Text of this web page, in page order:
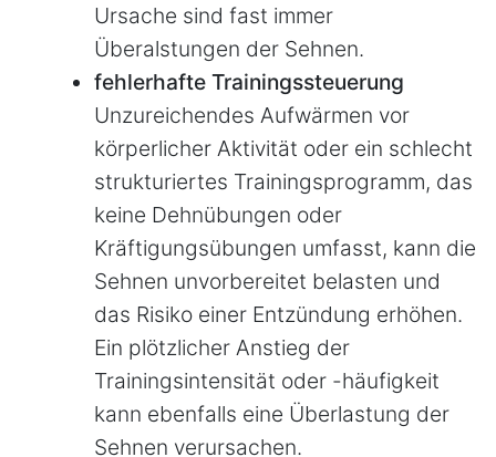
Ursache sind fast immer
Überalstungen der Sehnen.
fehlerhafte Trainingssteuerung
Unzureichendes Aufwärmen vor
körperlicher Aktivität oder ein schlecht
strukturiertes Trainingsprogramm, das
keine Dehnübungen oder
Kräftigungsübungen umfasst, kann die
Sehnen unvorbereitet belasten und
das Risiko einer Entzündung erhöhen.
Ein plötzlicher Anstieg der
Trainingsintensität oder -häufigkeit
kann ebenfalls eine Überlastung der
Sehnen verursachen.